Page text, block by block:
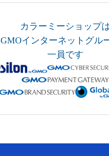
カラーミーショップ
GMOインターネットグル
一員です